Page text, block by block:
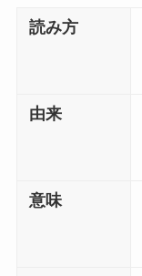
読み方
由来
意味